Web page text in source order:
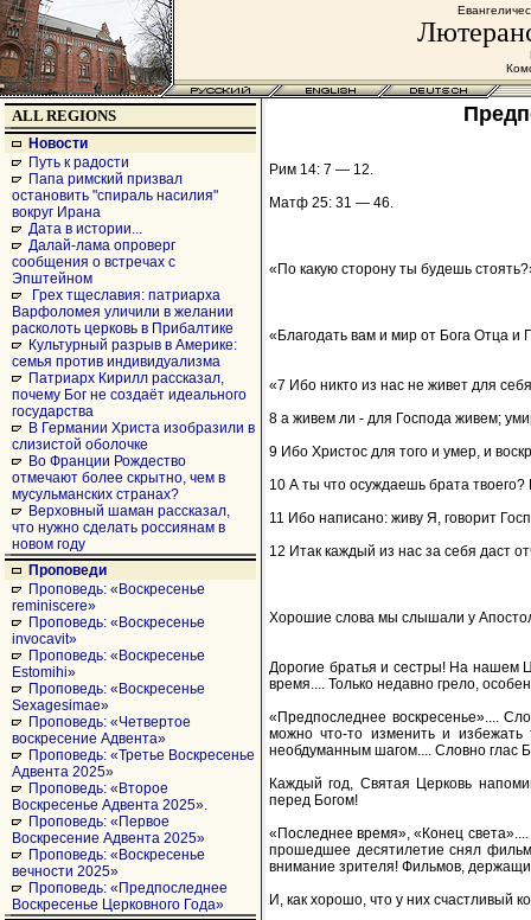
ALL REGIONS
Новости
Путь к радости
Папа римский призвал
остановить "спираль насилия"
вокруг Ирана
Дата в истории...
Далай-лама опроверг
сообщения о встречах с
Эпштейном
Грех тщеславия: патриарха
Варфоломея уличили в желании
расколоть церковь в Прибалтике
Культурный разрыв в Америке:
семья против индивидуализма
Патриарх Кирилл рассказал,
почему Бог не создаёт идеального
государства
В Германии Христа изобразили в
слизистой оболочке
Во Франции Рождество
отмечают более скрытно, чем в
мусульманских странах?
Верховный шаман рассказал,
что нужно сделать россиянам в
новом году
Проповеди
Проповедь: «Воскресенье
reminiscere»
Проповедь: «Воскресенье
invocavit»
Проповедь: «Воскресенье
Estomihi»
Проповедь: «Воскресенье
Sexagesimae»
Проповедь: «Четвертое
воскресение Адвента»
Проповедь: «Третье Воскресенье
Адвента 2025»
Проповедь: «Второе
Воскресенье Адвента 2025».
Проповедь: «Первое
Воскресение Адвента 2025»
Проповедь: «Воскресенье
вечности 2025»
Проповедь: «Предпоследнее
Воскресенье Церковного Года»
Рим 14: 7 — 12.
Матф 25: 31 — 46.
«По какую сторону ты будешь
«Благодать вам и мир от Бога Отца и
«7 Ибо никто из нас не живет для
8 а живем ли - для Господа живем;
9 Ибо Христос для того и умер, и
10 А ты что осуждаешь брата
11 Ибо написано: живу Я, говорит
12 Итак каждый из нас за себя даст
Хорошие слова мы слышали у
Дорогие братья и сестры! На нашем
время.... Только недавно грело,
«Предпоследнее воскресенье»....
можно что-то изменить и избежать
необдуманным шагом.... Словно глас
Каждый год, Святая Церковь
перед Богом!
«Последнее время», «Конец
прошедшее десятилетие снял
внимание зрителя! Фильмов,
И, как хорошо, что у них счастливый